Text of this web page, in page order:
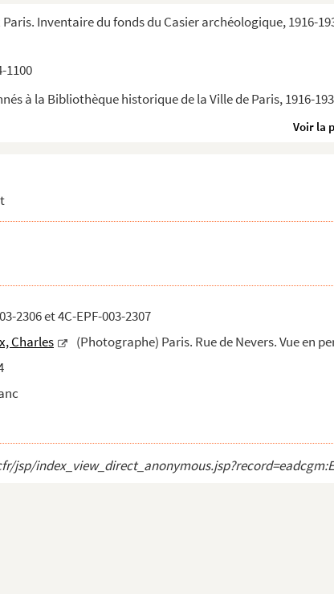
Inventaire du fonds du Casier archéologique, 1916-
1100
à la Bibliothèque historique de la Ville de Paris, 1916-
en perspective
2306 et 4C-EPF-003-2307
Charles
(Photographe) Paris. Rue de Nevers. Vue en